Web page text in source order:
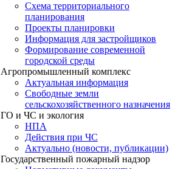
Схема территориального
планирования
Проекты планировки
Информация для застройщиков
Формирование современной
городской среды
Агропромышленный комплекс
Актуальная информация
Свободные земли
сельскохозяйственного назначения
ГО и ЧС и экология
НПА
Действия при ЧС
Актуально (новости, публикации)
Государственный пожарный надзор